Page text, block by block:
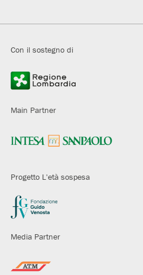
Con il sostegno di
Main Partner
Progetto L'età sospesa
Media Partner